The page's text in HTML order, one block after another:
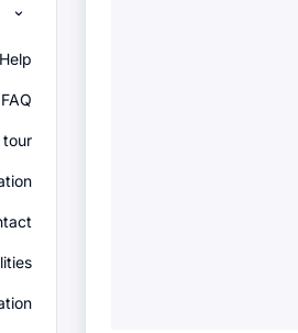
Help
FAQ
tour